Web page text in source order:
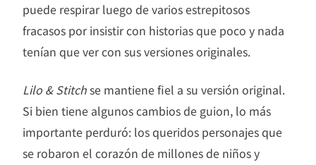
puede respirar luego de varios estrepitosos
fracasos por insistir con historias que poco y nada
tenían que ver con sus versiones originales.
Lilo & Stitchse mantiene fiel a su versión original.
Si bien tiene algunos cambios de guion, lo más
importante perduró: los queridos personajes que
se robaron el corazón de millones de niños y